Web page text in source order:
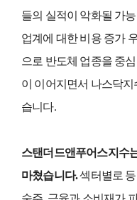
들의 실적이 악화될 가
업계에 대한 비용 증가
으로 반도체 업종을 중
이 이어지면서 나스닥
습니다.
스탠더드앤푸어스지수
마쳤습니다.섹터별로 등